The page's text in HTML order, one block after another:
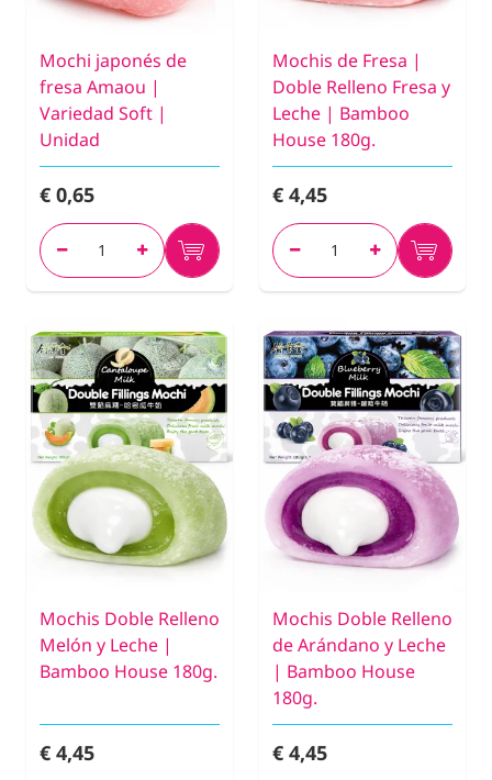
Mochi japonés de
fresa Amaou |
Variedad Soft |
Unidad
€ 0,65
Mochis de Fresa |
Doble Relleno Fresa y
Leche | Bamboo
House 180g.
€ 4,45
Mochis Doble Relleno
Melón y Leche |
Bamboo House 180g.
€ 4,45
Mochis Doble Relleno
de Arándano y Leche
| Bamboo House
180g.
€ 4,45